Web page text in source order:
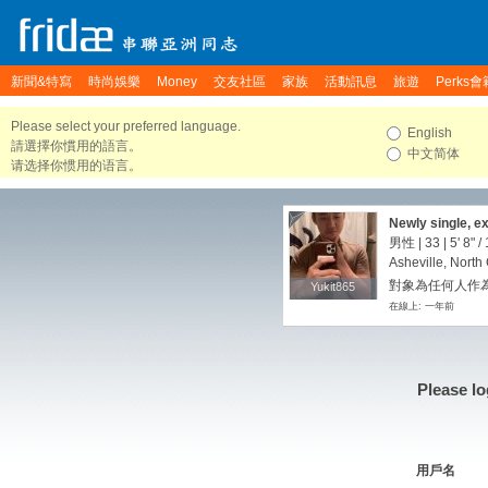
新聞&特寫 時尚娛樂 Money 交友社區 家族 活動訊息 旅遊 Perks會
Please select your preferred language.
請選擇你慣用的語言。
请选择你惯用的语言。
English
中文简体
Yukit865
Yukit865
Newly single,
男性 | 33 | 5' 8" /
Asheville, North
對象為任何人作
在線上: 一年前
Please
用戶名